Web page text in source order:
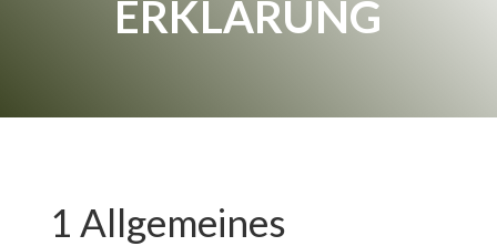
ERKLÄRUNG
1 Allgemeines